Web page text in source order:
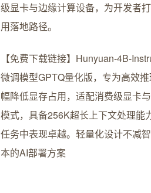
级显卡与边缘计算设备，为开发者
用落地路径。
【免费下载链接】Hunyuan-4B-
微调模型GPTQ量化版，专为高效
幅降低显存占用，适配消费级显卡
模式，具备256K超长上下文处理能
任务中表现卓越。轻量化设计不减
本的AI部署方案